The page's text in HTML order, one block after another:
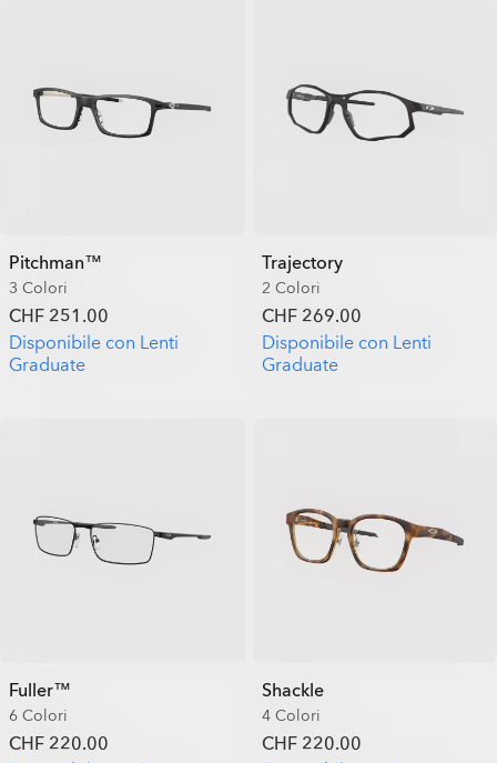
Pitchman™
3 Colori
CHF 251.00
Disponibile con Lenti
Graduate
Trajectory
2 Colori
CHF 269.00
Disponibile con Lenti
Graduate
Fuller™
6 Colori
CHF 220.00
Shackle
4 Colori
CHF 220.00